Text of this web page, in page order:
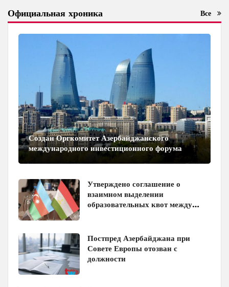
Официальная хроника Все
Создан Оргкомитет Азербайджанского
международного инвестиционного форума
Утверждено соглашение о
взаимном выделении
образовательных квот между
Постпред Азербайджана при
Совете Европы отозван с
должности